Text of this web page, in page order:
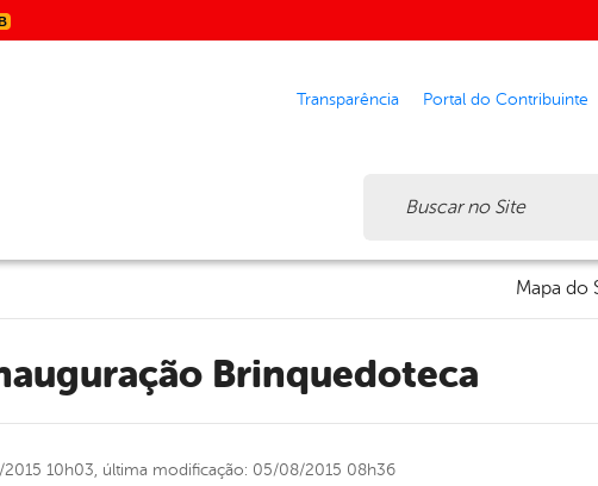
Transparência Portal do Contribuinte
Mapa do
Brinquedoteca
10h03, última modificação: 05/08/2015 08h36